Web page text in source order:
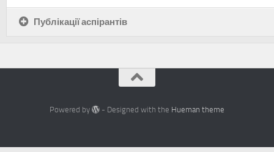
Публікації аспірантів
Powered by - Designed with the Hueman theme